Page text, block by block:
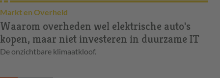
Markt en Overheid
Waarom overheden wel elektrische auto's
kopen, maar niet investeren in duurzame IT
De onzichtbare klimaatkloof.